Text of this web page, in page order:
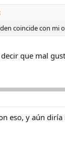
coincide con mi
decir que mal
eso, y aún diría